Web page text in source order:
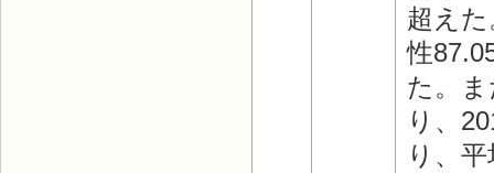
超え
性
た。
り、
り、